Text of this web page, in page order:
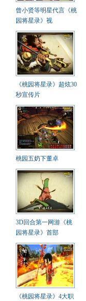
曾小贤等明星代言《桃
园将星录》视
《桃园将星录》超炫30
秒宣传片
桃园五奶下董卓
3D回合第一网游《桃
园将星录》首部
《桃园将星录》4大职